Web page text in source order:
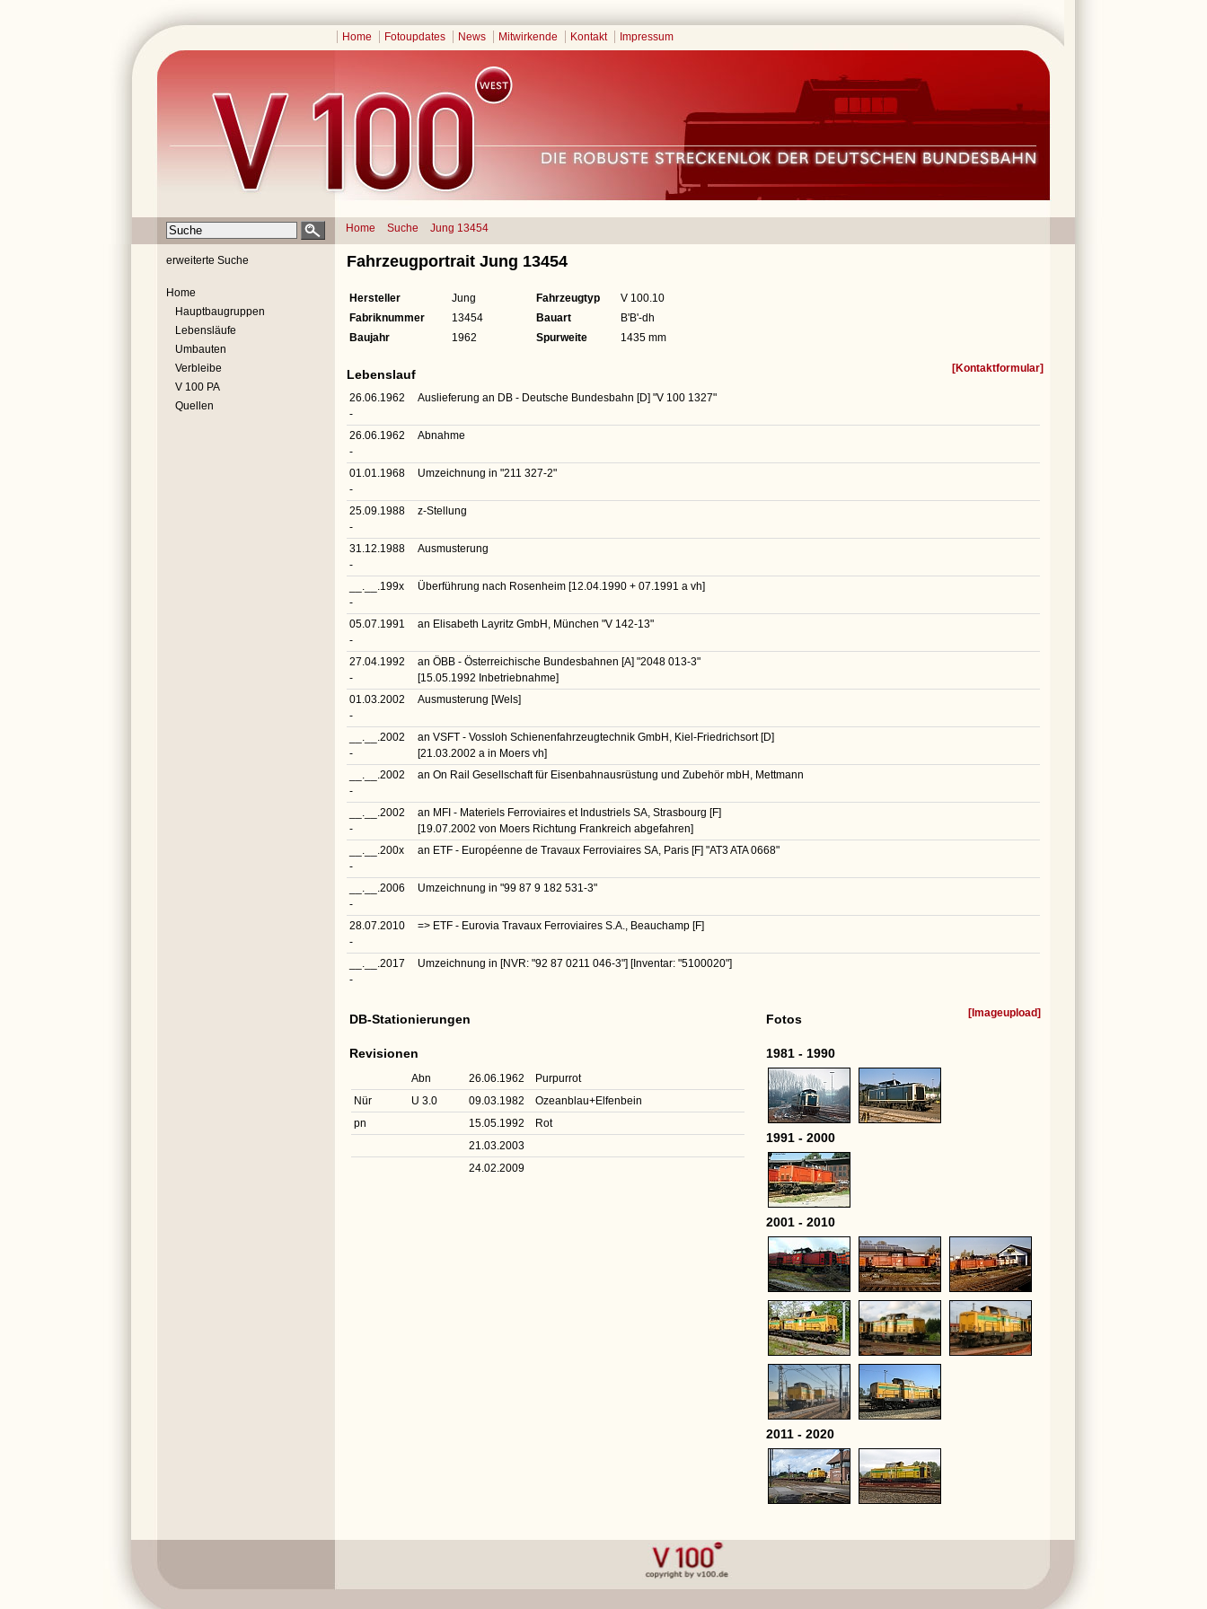
Home Fotoupdates News Mitwirkende Kontakt Impressum
Home Suche Jung 13454
erweiterte Suche
Home
Hauptbaugruppen
Lebensläufe
Umbauten
Verbleibe
V 100 PA
Quellen
Fahrzeugportrait Jung 13454
Hersteller Jung Fahrzeugtyp
V 100.10
Fabriknummer
13454 Bauart
B'B'-dh
Baujahr
1962 Spurweite 1435 mm
Lebenslauf [Kontaktformular]
26.06.1962
-
Auslieferung an DB - Deutsche Bundesbahn [D] "V 100 1327"
26.06.1962
-
Abnahme
01.01.1968
-
Umzeichnung in "211 327-2"
25.09.1988
-
z-Stellung
31.12.1988
-
Ausmusterung
__.__.199x
-
Überführung nach Rosenheim [12.04.1990 + 07.1991 a vh]
05.07.1991
-
an Elisabeth Layritz GmbH, München "V 142-13"
27.04.1992
-
an ÖBB - Österreichische Bundesbahnen [A] "2048 013-3"
[15.05.1992 Inbetriebnahme]
01.03.2002
-
Ausmusterung [Wels]
__.__.2002
-
an VSFT - Vossloh Schienenfahrzeugtechnik GmbH, Kiel-Friedrichsort [D]
[21.03.2002 a in Moers vh]
__.__.2002
-
an On Rail Gesellschaft für Eisenbahnausrüstung und Zubehör mbH, Mettmann
__.__.2002
-
an MFI - Materiels Ferroviaires et Industriels SA, Strasbourg [F]
[19.07.2002 von Moers Richtung Frankreich abgefahren]
__.__.200x
-
an ETF - Européenne de Travaux Ferroviaires SA, Paris [F] "AT3 ATA 0668"
__.__.2006
-
Umzeichnung in "99 87 9 182 531-3"
28.07.2010
-
=> ETF - Eurovia Travaux Ferroviaires S.A., Beauchamp [F]
__.__.2017
-
Umzeichnung in [NVR: "92 87 0211 046-3"] [Inventar: "5100020"]
DB-Stationierungen
Revisionen
Abn 26.06.1962
Purpurrot
Nür
U 3.0 09.03.1982
Ozeanblau+Elfenbein
pn
15.05.1992
Rot
21.03.2003
24.02.2009
Fotos [ Imageupload]
1981 - 1990
1991 - 2000
2001 - 2010
2011 - 2020